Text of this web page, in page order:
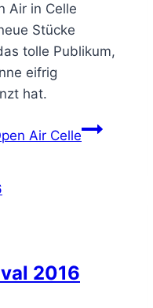
Air in Celle
Stücke
tolle Publikum,
eifrig
hat.
Air Celle
2016